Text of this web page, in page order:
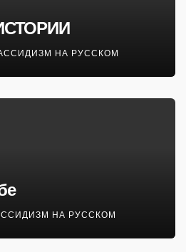
НА РУССКОМ
НА РУССКОМ